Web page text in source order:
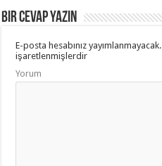
Bir cevap yazın
E-posta hesabınız yayımlanmayacak.
işaretlenmişlerdir
Yorum